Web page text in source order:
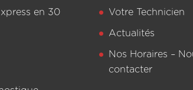
en 30
Votre Technicien
Actualités
Nos Horaires –
contacter